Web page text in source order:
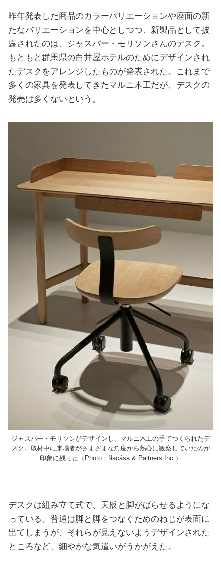
昨年発表した商品のカラーバリエーションや座面の新
たなバリエーションを中心としつつ、新製品として披
露されたのは、ジャスパー・モリソンさんのデスク。
もともと群馬県の白井屋ホテルのためにデザインされ
たデスクをアレンジしたものが発表された。これまで
多くの家具を発表してきたマルニ木工だが、デスクの
発売は多くないという。
ジャスパー・モリソンがデザインし、マルニ木工の手でつくられたデ
スク。取材中に来場者がさまざまな角度から熱心に観察していたのが
印象に残った（Photo：Nacása & Partners Inc.）
デスクは組み立て式で、天板と脚がばらせるようにな
っている。普通は脚と脚をつなぐためのねじが表面に
出てしまうが、それらが見えないようデザインされた
ところなど、細やかな気遣いがうかがえた。